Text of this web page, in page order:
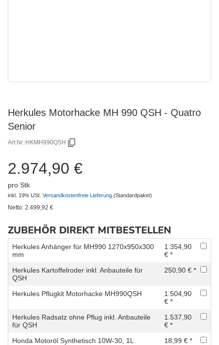
Herkules Motorhacke MH 990 QSH - Quatro
Senior
Art.Nr.:HKMH990QSH
2.974,90 €
pro Stk
inkl. 19% USt. Versandkostenfreie Lieferung (Standardpaket)
Netto: 2.499,92 €
ZUBEHÖR DIREKT MITBESTELLEN
Herkules Anhänger für MH990 1270x950x300
mm
1.354,90
€ *
Herkules Kartoffelroder inkl. Anbauteile für
QSH
250,90 € *
Herkules Pflugkit Motorhacke MH990QSH
1.504,90
€ *
Herkules Radsatz ohne Pflug inkl. Anbauteile
für QSH
1.537,90
€ *
Honda Motoröl Synthetisch 10W-30, 1L
18,99 € *